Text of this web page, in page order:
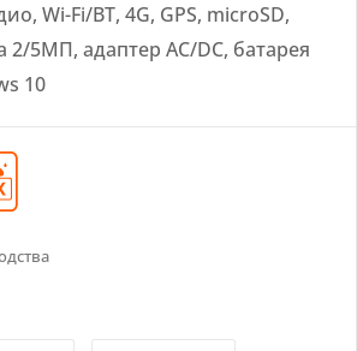
Wi-Fi/BT, 4G, GPS, microSD,
2/5МП, адаптер AC/DC, батарея
10